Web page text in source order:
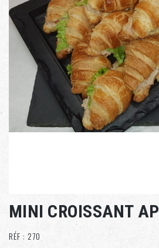
MINI CROISSANT
RÉF : 270